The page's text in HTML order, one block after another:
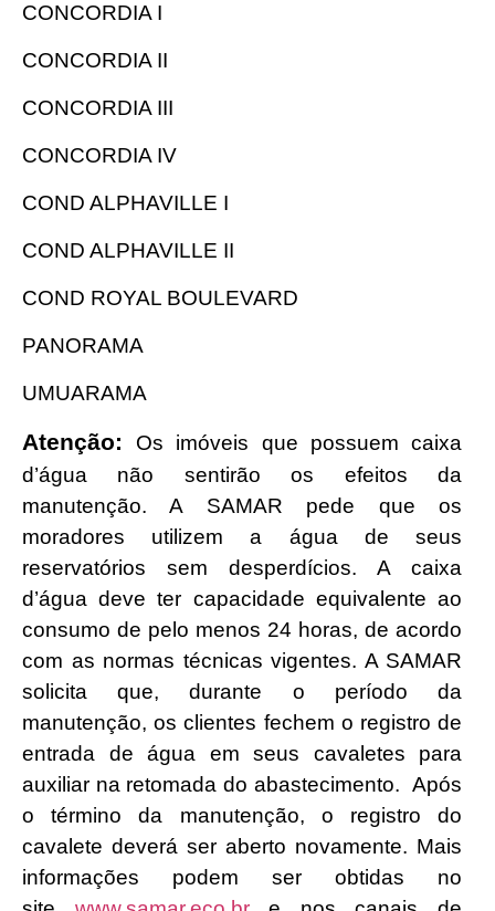
CONCORDIA I
CONCORDIA II
CONCORDIA III
CONCORDIA IV
COND ALPHAVILLE I
COND ALPHAVILLE II
COND ROYAL BOULEVARD
PANORAMA
UMUARAMA
Atenção:
Os imóveis que possuem caixa
d’água não sentirão os efeitos da
manutenção. A SAMAR pede que os
moradores utilizem a água de seus
reservatórios sem desperdícios. A caixa
d’água deve ter capacidade equivalente ao
consumo de pelo menos 24 horas, de acordo
com as normas técnicas vigentes. A SAMAR
solicita que, durante o período da
manutenção, os clientes fechem o registro de
entrada de água em seus cavaletes para
auxiliar na retomada do abastecimento. Após
o término da manutenção, o registro do
cavalete deverá ser aberto novamente. Mais
informações podem ser obtidas no